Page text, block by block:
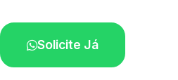
Solicite Já